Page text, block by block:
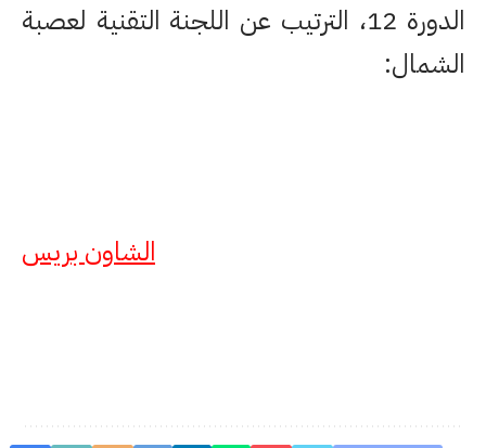
الدورة 12، الترتيب عن اللجنة التقنية لعصبة
الشمال:
الشاون بريس